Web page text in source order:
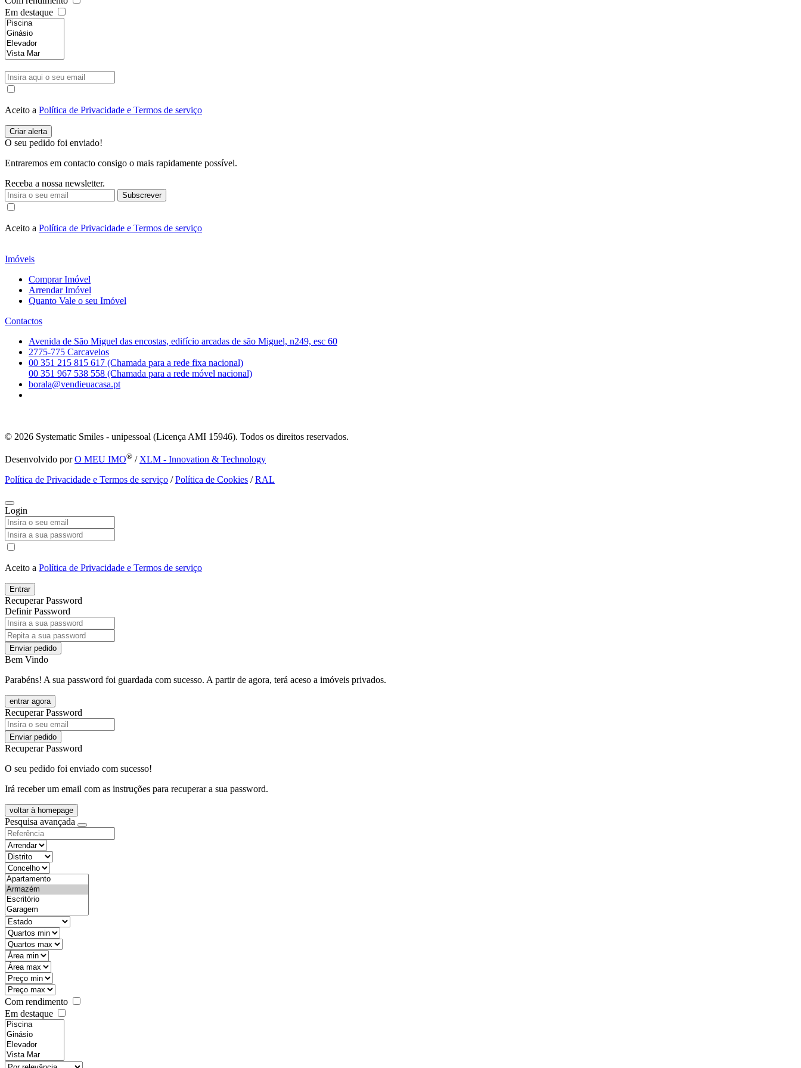
Em destaque
Aceito a Política de Privacidade e Termos de serviço
O seu pedido foi enviado!
Entraremos em contacto consigo o mais rapidamente possível.
Receba a nossa newsletter.
Subscrever
Aceito a Política de Privacidade e Termos de serviço
Imóveis
Comprar Imóvel
Arrendar Imóvel
Quanto Vale o seu Imóvel
Contactos
Avenida de São Miguel das encostas, edifício arcadas de são Miguel, n249, esc 60
2775-775 Carcavelos
00 351 215 815 617 (Chamada para a rede fixa nacional)
00 351 967 538 558 (Chamada para a rede móvel nacional)
borala@vendieuacasa.pt
© 2026 Systematic Smiles - unipessoal (Licença AMI 15946). Todos os direitos reservados.
Desenvolvido porO MEU IMO® / XLM - Innovation & Technology
Política de Privacidade e Termos de serviço /Política de Cookies /RAL
Login
Aceito a Política de Privacidade e Termos de serviço
Entrar
Recuperar Password
Definir Password
Enviar pedido
Bem Vindo
Parabéns! A sua password foi guardada com sucesso. A partir de agora, terá aceso a imóveis privados.
entrar agora
Recuperar Password
Enviar pedido
Recuperar Password
O seu pedido foi enviado com sucesso!
Irá receber um email com as instruções para recuperar a sua password.
voltar à homepage
Pesquisa avançada
objective
districtId
countyId
types
state
mintypo
maxtypo
minarea
maxarea
minprice
maxprice
Com rendimento
Em destaque
features